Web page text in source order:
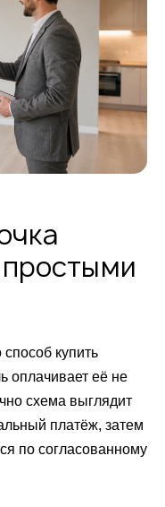
купить
оплачивает её не
схема выглядит
платёж, затем
по согласованному